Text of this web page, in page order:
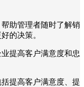
助管理者随时了解销
的决策。
提高客户满意度和忠
提高客户满意度、提